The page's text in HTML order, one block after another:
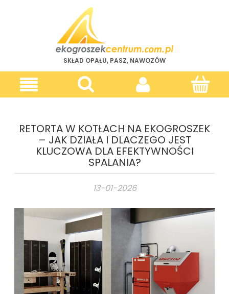
SKŁAD OPAŁU, PASZ, NAWOZÓW
RETORTA W KOTŁACH NA EKOGROSZEK
– JAK DZIAŁA I DLACZEGO JEST
KLUCZOWA DLA EFEKTYWNOŚCI
SPALANIA?
13-01-2026